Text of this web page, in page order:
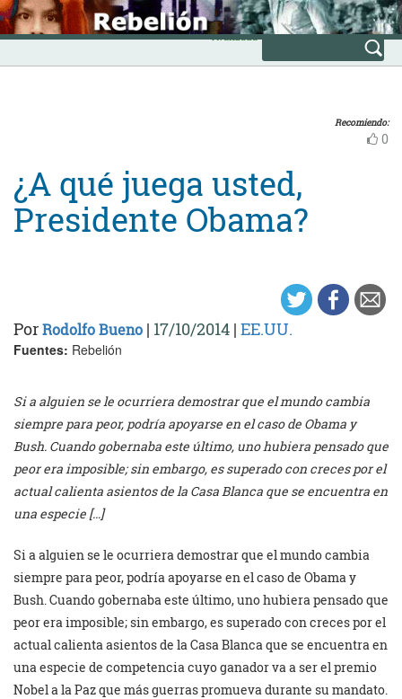
Skip
to
content
INICIO
Avanzada
Recomiendo:
0
¿A qué juega usted,
Presidente Obama?
PorRodolfo Bueno | 17/10/2014 | EE.UU.
Fuentes: Rebelión
Si a alguien se le ocurriera demostrar que el mundo cambia
siempre para peor, podría apoyarse en el caso de Obama y
Bush. Cuando gobernaba este último, uno hubiera pensado que
peor era imposible; sin embargo, es superado con creces por el
actual calienta asientos de la Casa Blanca que se encuentra en
una especie […]
Si a alguien se le ocurriera demostrar que el mundo cambia
siempre para peor, podría apoyarse en el caso de Obama y
Bush. Cuando gobernaba este último, uno hubiera pensado que
peor era imposible; sin embargo, es superado con creces por el
actual calienta asientos de la Casa Blanca que se encuentra en
una especie de competencia cuyo ganador va a ser el premio
Nobel a la Paz que más guerras promueva durante su mandato.